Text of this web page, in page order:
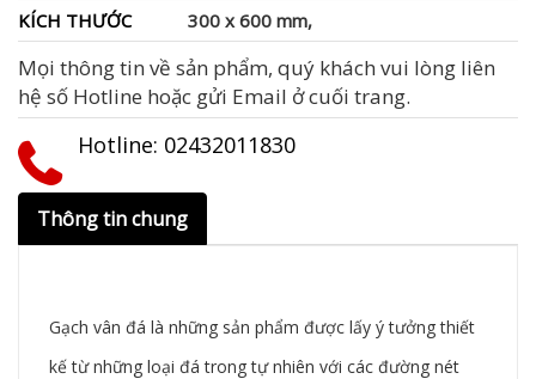
KÍCH THƯỚC
300 x 600 mm,
Mọi thông tin về sản phẩm, quý khách vui lòng liên
hệ số Hotline hoặc gửi Email ở cuối trang.
Hotline: ‭02432011830‬
Thông tin chung
Gạch vân đá là những sản phẩm được lấy ý tưởng thiết
kế từ những loại đá trong tự nhiên với các đường nét